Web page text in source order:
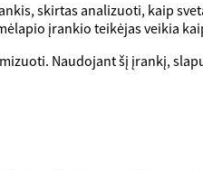
skirtas analizuoti, kaip
įrankio teikėjas veikia
Naudojant šį įrankį,